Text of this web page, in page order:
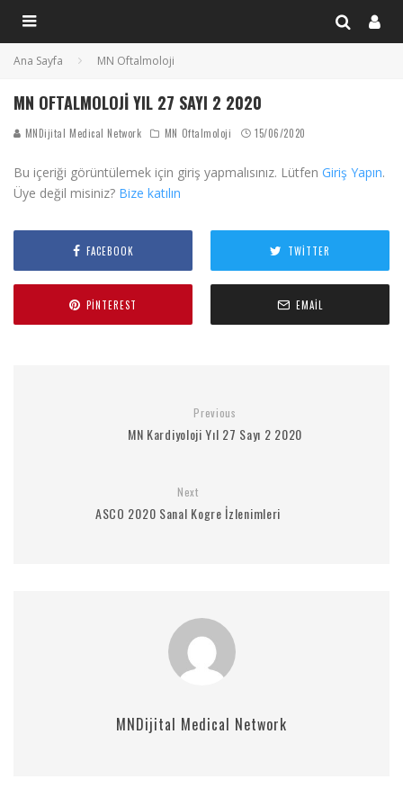
Ana Sayfa MN Oftalmoloji
MN OFTALMOLOJI YIL 27 SAYI 2 2020
MNDijital Medical Network MN Oftalmoloji 15/06/2020
Bu içeriği görüntülemek için giriş yapmalısınız. Lütfen Giriş Yapın.
Üye değil misiniz? Bize katılın
FACEBOOK TWITTER
PINTEREST EMAIL
Previous
MN Kardiyoloji Yıl 27 Sayı 2 2020
Next
ASCO 2020 Sanal Kogre İzlenimleri
MNDijital Medical Network